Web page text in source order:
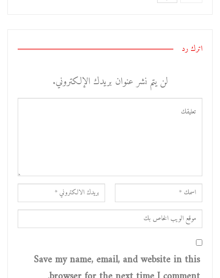
اترك رد
لن يتم نشر عنوان بريدك الإلكتروني.
Save my name, email, and website in this